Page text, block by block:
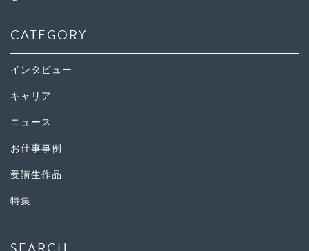
CATEGORY
インタビュー
キャリア
ニュース
お仕事事例
受講生作品
特集